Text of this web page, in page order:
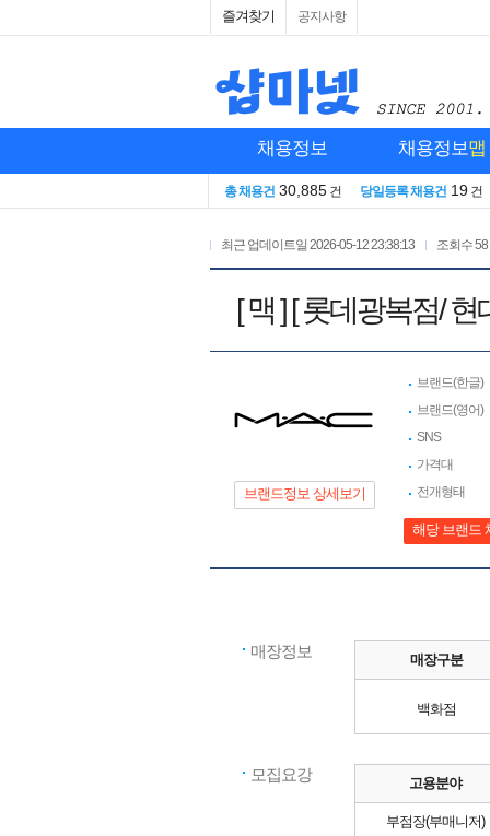
즐겨찾기 공지사항
채용정보 채용정보맵
총 채용건 30,885 건 당일등록 채용건 19 건
최근 업데이트일 2026-05-12 23:38:13 조회수58
[ 맥 ] [ 롯데광복점/
브랜드정보 상세보기
브랜드(한글)
브랜드(영어)
SNS
가격대
전개형태
해당 브랜드
매장정보 매장구분
백화점
모집요강 고용분야
부점장(부매니저)